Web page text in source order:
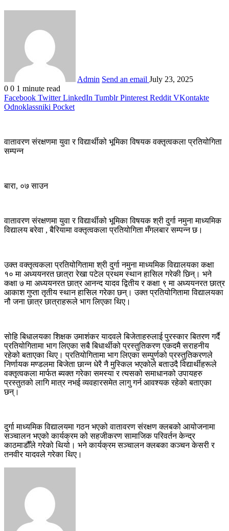
Admin Send an email July 23, 2025
0 0 1 minute read
Facebook Twitter LinkedIn Tumblr Pinterest Reddit VKontakte
Odnoklassniki Pocket
वातावरण संरक्षणमा युवा र विद्यार्थीको भूमिका विषयक वक्तृत्वकला प्रतियोगिता
सम्पन्न
बारा, ०७ साउन
वातावरण संरक्षणमा युवा र विद्यार्थीको भूमिका विषयक श्री दुर्गा नमुना माध्यमिक
विद्यालय बरेवा , बैरियामा वक्तृत्वकला प्रतियोगिता मँगलबार सम्पन्न छ।
उक्त वक्तृत्वकला प्रतियोगितामा श्री दुर्गा नमुना माध्यमिक विद्यालयका कक्षा
१० मा अध्ययनरत छात्रा रेखा पटेल प्रथम स्थान हासिल गरेकी छिन्। भने
कक्षा ७ मा अध्ययनरत छात्र आनन्द यादव द्वितीय र कक्षा ९ मा अध्ययनरत छात्र
आकाश गुप्ता तृतीय स्थान हासिल गरेका छन्। उक्त प्रतियोगितामा विद्यालयका
नौ जना छात्र छात्राहरूले भाग लिएका थिए।
सोहि बिधालयका शिक्षक उमाशंकर यादवले बिजेताहरुलाई पुरस्कार बितरण गर्दै
प्रतियोगितामा भाग लिएका सबै बिधार्थीको प्रस्तुतिकरण एकदमै सराहनीय
रहेको बताएका थिए। प्रतियोगितामा भाग लिएका सम्पुर्णको प्रस्तुतिकरणले
निर्णायक मण्डलमा बिजेता छान्न धेरै नै मुस्किल भएकोले बताउदै विद्यार्थीहरूले
वक्तृत्वकला मार्फत ब्यक्त गरेका समस्या र त्यसको समाधानको उपायहरु
प्रस्तुतको लागि मात्र नभई व्यवहारसमेत लागु गर्न आवश्यक रहेको बताएका
छन्।
दुर्गा माध्यमिक विद्यालयमा गठन भएको वातावरण संरक्षण क्लबको आयोजनामा
सञ्चालन भएको कार्यक्रम को सहजीकरण सामाजिक परिवर्तन केन्द्र
काठमाडौँले गरेको थियो। भने कार्यक्रम सञ्चालन क्लबका कञ्चन केसरी र
तनवीर यादवले गरेका थिए।